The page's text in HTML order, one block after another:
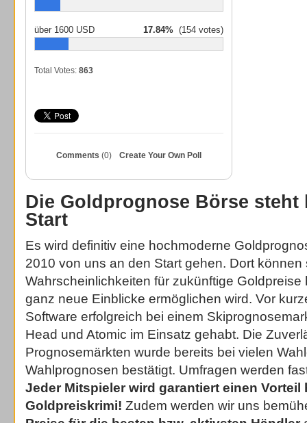
über 1600 USD 17.84% (154 votes)
Total Votes: 863
Comments (0) Create Your Own Poll
Die Goldprognose Börse steht
Start
Es wird definitiv eine hochmoderne
2010 von uns an den Start gehen. Dort können
Wahrscheinlichkeiten für zukünftige Goldpreise
ganz neue Einblicke ermöglichen wird. Vor
Software erfolgreich bei einem
Head und Atomic im Einsatz gehabt. Die
Prognosemärkten wurde bereits bei vielen
Wahlprognosen bestätigt. Umfragen werden
Jeder Mitspieler wird garantiert einen Vorteil
Goldpreiskrimi! Zudem werden wir uns